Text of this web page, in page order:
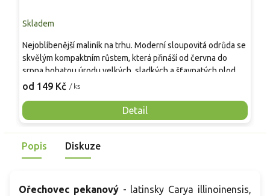
Skladem
od 149 Kč / ks
Detail
Nejoblíbenější maliník na trhu. Moderní sloupovitá odrůda se
skvělým kompaktním růstem, která přináší od června do
srpna bohatou úrodu velkých, sladkých a šťavnatých plodů.
Pevné vzpřímené výhony tvoří elegantní habitus bez
Mrazuvzdornost do −25 °C a spolehlivá vitalita z něj dělají
skvělou volbu pro každého pěstitele.
Popis Diskuze
Ořechovec pekanový - latinsky Carya illinoinensis,